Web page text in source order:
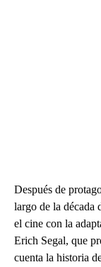
Después de
largo de la década
el cine con la
Erich Segal, que
cuenta la historia